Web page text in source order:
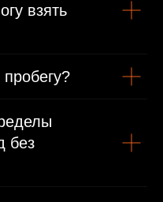
или въездная виза
взять
без